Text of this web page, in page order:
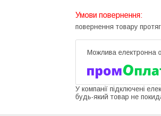
повернення товару
У компанії підключені
будь-який товар не